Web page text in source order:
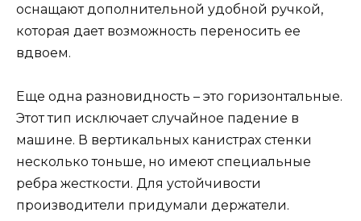
оснащают дополнительной удобной ручкой,
которая дает возможность переносить ее
вдвоем.
Еще одна разновидность – это горизонтальные.
Этот тип исключает случайное падение в
машине. В вертикальных канистрах стенки
несколько тоньше, но имеют специальные
ребра жесткости. Для устойчивости
производители придумали держатели.